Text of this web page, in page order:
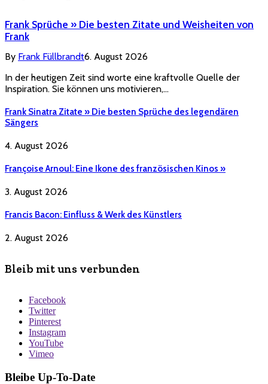
Frank Sprüche » Die besten Zitate und Weisheiten von
Frank
By Frank Füllbrandt6. August 2026
In der heutigen Zeit sind worte eine kraftvolle Quelle der
Inspiration. Sie können uns motivieren,…
Frank Sinatra Zitate » Die besten Sprüche des legendären
Sängers
4. August 2026
Françoise Arnoul: Eine Ikone des französischen Kinos »
3. August 2026
Francis Bacon: Einfluss & Werk des Künstlers
2. August 2026
Bleib mit uns verbunden
Facebook
Twitter
Pinterest
Instagram
YouTube
Vimeo
Bleibe Up-To-Date